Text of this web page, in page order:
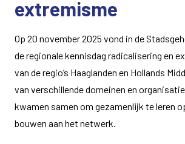
extremisme
Op 20 november 2025 vond in de
de regionale kennisdag radicalisering en
van de regio’s Haaglanden en Hollands
van verschillende domeinen en
kwamen samen om gezamenlijk te leren
bouwen aan het netwerk.